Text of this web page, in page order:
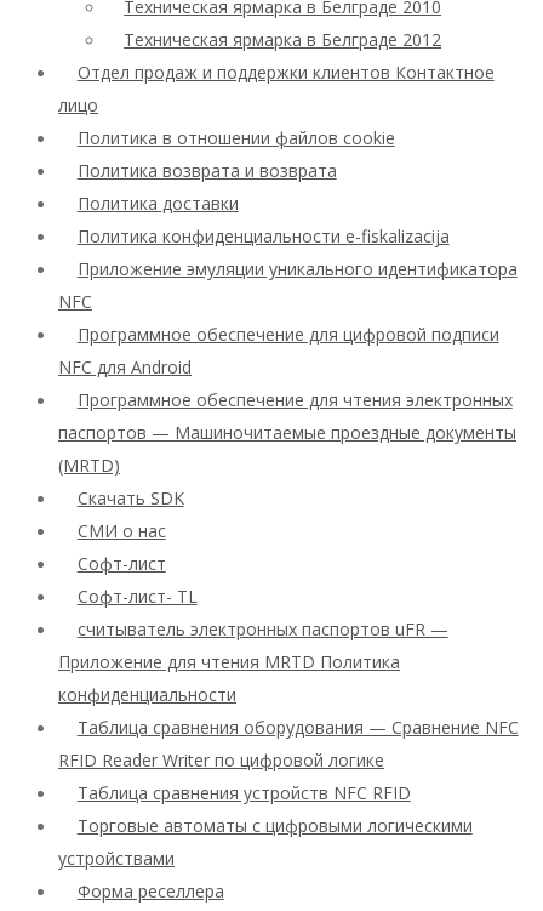
Техническая ярмарка в Белграде 2010
Техническая ярмарка в Белграде 2012
Отдел продаж и поддержки клиентов Контактное
лицо
Политика в отношении файлов cookie
Политика возврата и возврата
Политика доставки
Политика конфиденциальности e-fiskalizacija
Приложение эмуляции уникального идентификатора
NFC
Программное обеспечение для цифровой подписи
NFC для Android
Программное обеспечение для чтения электронных
паспортов — Машиночитаемые проездные документы
(MRTD)
Скачать SDK
СМИ о нас
Софт-лист
Софт-лист- TL
считыватель электронных паспортов uFR —
Приложение для чтения MRTD Политика
конфиденциальности
Таблица сравнения оборудования — Сравнение NFC
RFID Reader Writer по цифровой логике
Таблица сравнения устройств NFC RFID
Торговые автоматы с цифровыми логическими
устройствами
Форма реселлера